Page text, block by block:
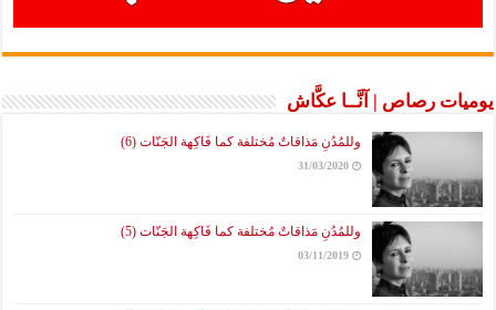
يوميات رصاص | آنَّــا عكَّاش
وللمُدُنِ مَذاقاتٌ مُختلفة كما فَاكِهة الجَنّات (6)
31/03/2020
وللمُدُنِ مَذاقاتٌ مُختلفة كما فَاكِهة الجَنّات (5)
03/11/2019